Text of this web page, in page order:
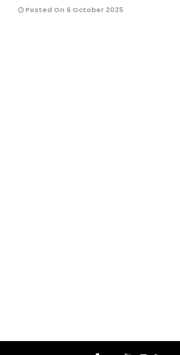
Posted On 6 October 2025